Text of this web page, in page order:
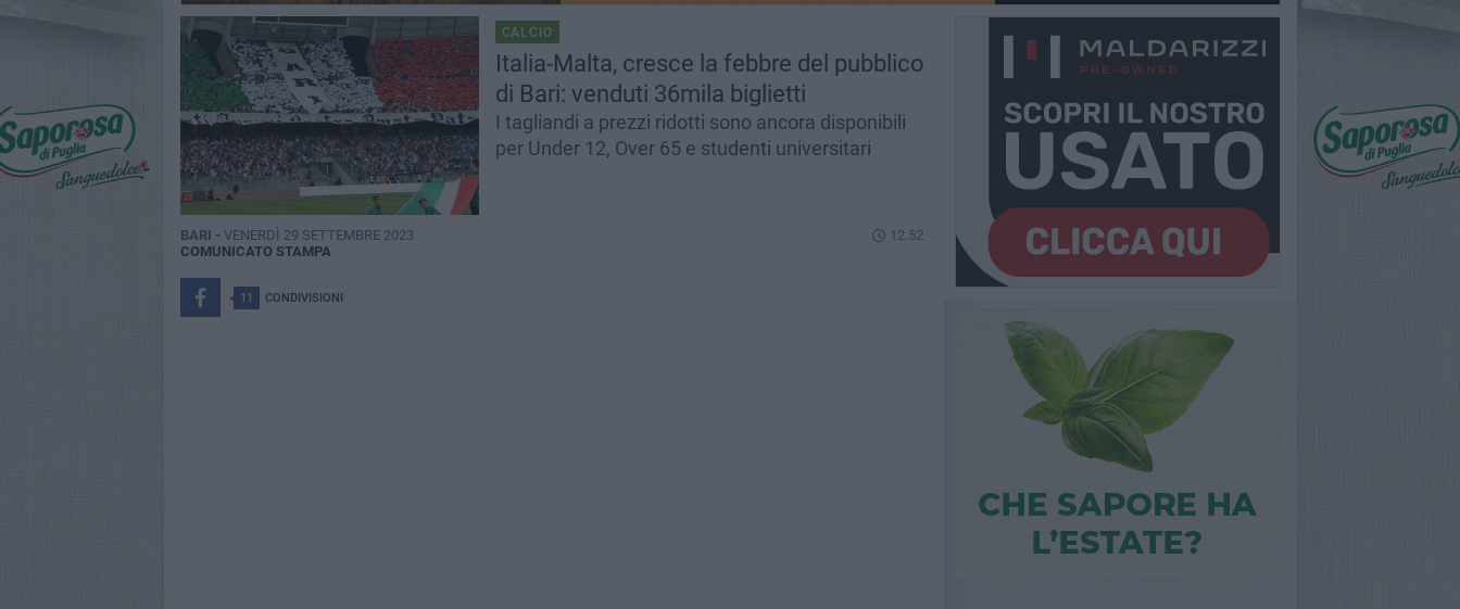
CALCIO
Italia-Malta, cresce la febbre del pubblico
di Bari: venduti 36mila biglietti
I tagliandi a prezzi ridotti sono ancora disponibili
per Under 12, Over 65 e studenti universitari
BARI - VENERDÌ 29 SETTEMBRE 2023
12.52
COMUNICATO STAMPA
11 CONDIVISIONI